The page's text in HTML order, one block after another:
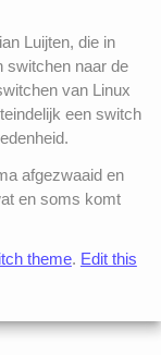
Luijten, die in
switchen naar de
van Linux
een switch
afgezwaaid en
en soms komt
theme. Edit this